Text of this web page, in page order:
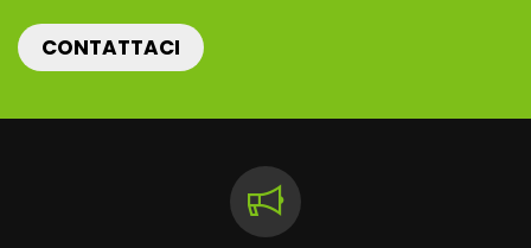
CONTATTACI